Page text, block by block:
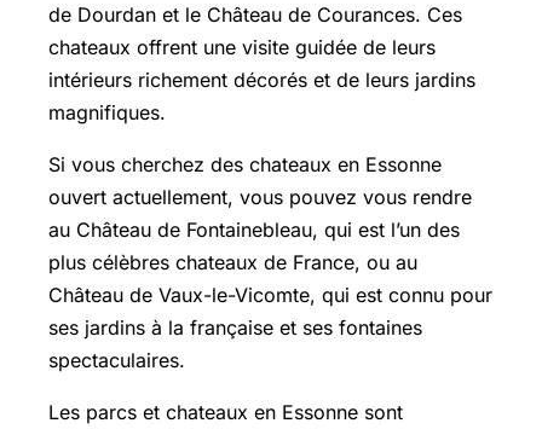
de Dourdan et le Château de Courances. Ces
chateaux offrent une visite guidée de leurs
intérieurs richement décorés et de leurs jardins
magnifiques.
Si vous cherchez des chateaux en Essonne
ouvert actuellement, vous pouvez vous rendre
au Château de Fontainebleau, qui est l’un des
plus célèbres chateaux de France, ou au
Château de Vaux-le-Vicomte, qui est connu pour
ses jardins à la française et ses fontaines
spectaculaires.
Les parcs et chateaux en Essonne sont